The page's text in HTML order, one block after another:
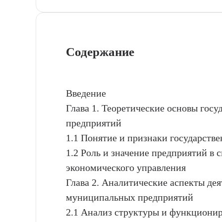
Содержание
Введение
Глава 1. Теоретические основы
предприятий
1.1 Понятие и признаки
1.2 Роль и значение предприятий в
экономического управления
Глава 2. Аналитические аспекты
муниципальных предприятий
2.1 Анализ структуры и